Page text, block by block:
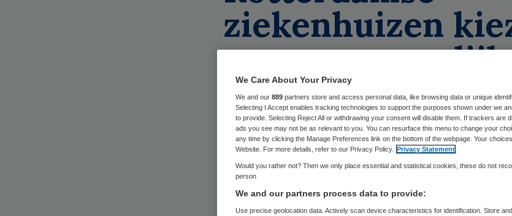
ziekenhuizen
voor gezamenlijk
Skipr Redactie 11 januari 2016,10:32 65 keer
We Care About Your Privacy
We and our 889 partners store and access personal data, like browsing data or unique
Selecting I Accept enables tracking technologies to support the purposes shown under we
to provide. Selecting Reject All or withdrawing your consent will disable them. If trackers are
ads you see may not be as relevant to you. You can resurface this menu to change your
any time by clicking the Manage Preferences link on the bottom of the webpage. Your
Website. For more details, refer to our Privacy Policy.
Privacy Statement
Would you rather not? Then we only place essential and statistical cookies, these do not
person
We and our partners process data to provide:
Use precise geolocation data. Actively scan device characteristics for identification. Store